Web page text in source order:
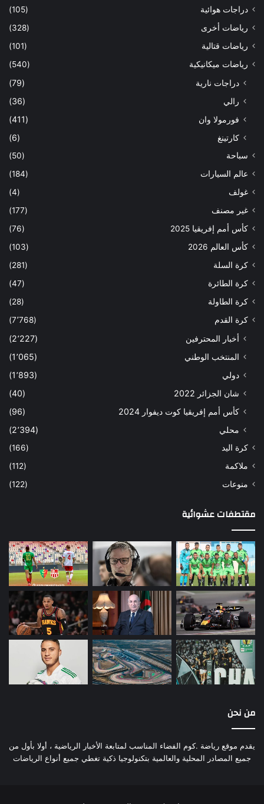
دراجات هوائية
(105)
رياضات أخرى
(328)
رياضات قتالية
(101)
رياضات ميكانيكية
(540)
دراجات نارية
(79)
رالي
(36)
فورمولا وان
(411)
كارتينغ
(6)
سباحة
(50)
عالم السيارات
(184)
غولف
(4)
غير مصنف
(177)
كأس أمم إفريقيا 2025
(76)
كأس العالم 2026
(103)
كرة السلة
(281)
كرة الطائرة
(47)
كرة الطاولة
(28)
كرة القدم
(7٬768)
أخبار المحترفين
(2٬227)
المنتخب الوطني
(1٬065)
دولي
(1٬893)
شان الجزائر 2022
(40)
كأس أمم إفريقيا كوت ديفوار 2024
(96)
محلي
(2٬394)
كرة اليد
(166)
ملاكمة
(112)
منوعات
(122)
مقتطفات عشوائية
من نحن
يقدم موقع رياضة .كوم الفضاء المناسب لمتابعة الأخبار الرياضية ، أولا بأول من
جميع المصادر المحلية والعالمية بتكنولوجيا ذكية تغطي جميع أنواع الرياضات